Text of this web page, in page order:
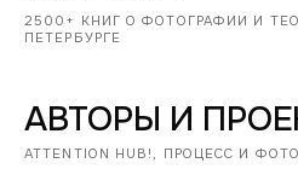
2500+ КНИГ О ФОТОГРАФИИ И
ПЕТЕРБУРГЕ
АВТОРЫ И
ATTENTION HUB!, ПРОЦЕСС И